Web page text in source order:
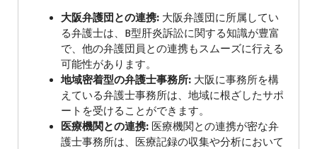
大阪弁護団との連携: 大阪弁護団に所属してい
る弁護士は、B型肝炎訴訟に関する知識が豊富
で、他の弁護団員との連携もスムーズに行える
可能性があります。
地域密着型の弁護士事務所: 大阪に事務所を構
えている弁護士事務所は、地域に根ざしたサポ
ートを受けることができます。
医療機関との連携: 医療機関との連携が密な弁
護士事務所は、医療記録の収集や分析において